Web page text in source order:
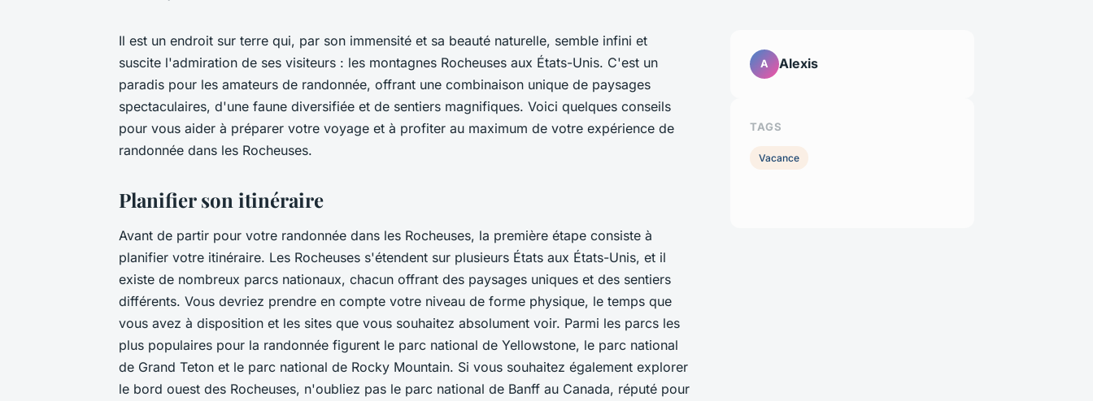
Il est un endroit sur terre qui, par son immensité et sa beauté naturelle, semble infini et
suscite l'admiration de ses visiteurs : les montagnes Rocheuses aux États-Unis. C'est un
paradis pour les amateurs de randonnée, offrant une combinaison unique de paysages
spectaculaires, d'une faune diversifiée et de sentiers magnifiques. Voici quelques conseils
pour vous aider à préparer votre voyage et à profiter au maximum de votre expérience de
randonnée dans les Rocheuses.
Planifier son itinéraire
Avant de partir pour votre randonnée dans les Rocheuses, la première étape consiste à
planifier votre itinéraire. Les Rocheuses s'étendent sur plusieurs États aux États-Unis, et il
existe de nombreux parcs nationaux, chacun offrant des paysages uniques et des sentiers
différents. Vous devriez prendre en compte votre niveau de forme physique, le temps que
vous avez à disposition et les sites que vous souhaitez absolument voir. Parmi les parcs les
plus populaires pour la randonnée figurent le parc national de Yellowstone, le parc national
de Grand Teton et le parc national de Rocky Mountain. Si vous souhaitez également explorer
le bord ouest des Rocheuses, n'oubliez pas le parc national de Banff au Canada, réputé pour
A Alexis
TAGS
Vacance